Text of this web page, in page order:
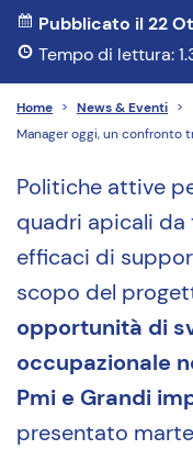
Pubblicato il 22
Tempo di lettura:
Home > News & Eventi >
Manager oggi, un confronto
Politiche attive
quadri apicali
efficaci di
scopo del
opportunità di
occupazionale
Pmi e Grandi
presentato